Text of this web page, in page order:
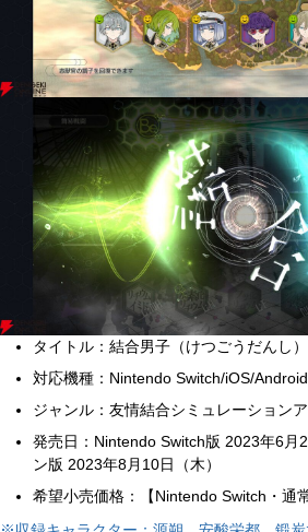
タイトル：結合男子（けつごうだんし）
対応機種：Nintendo Switch/iOS/
ジャンル：友情結合シミュレーション
発売日：Nintendo Switch版 2023年6月
ン版 2023年8月10日（木）
希望小売価格：【Nintendo Switch・通